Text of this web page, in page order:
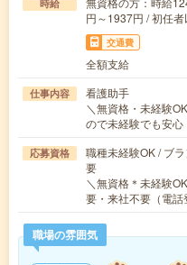
時給
円～1937円 / 初任
交通費
全額支給
仕事内容
看護助手
＼無資格・未経験
ので未経験でも安
応募資格
職種未経験OK / ブ
要
＼無資格＊未経験
要・来社不要（電
職場の雰囲気